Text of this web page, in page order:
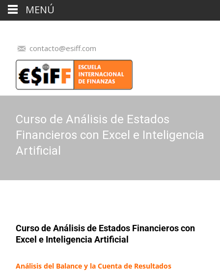
contacto@esiff.com
Curso de Análisis de Estados
Financieros con Excel e Inteligencia
Artificial
Curso de Análisis de Estados Financieros con
Excel e Inteligencia Artificial
Análisis del Balance y la Cuenta de Resultados
MENÚ